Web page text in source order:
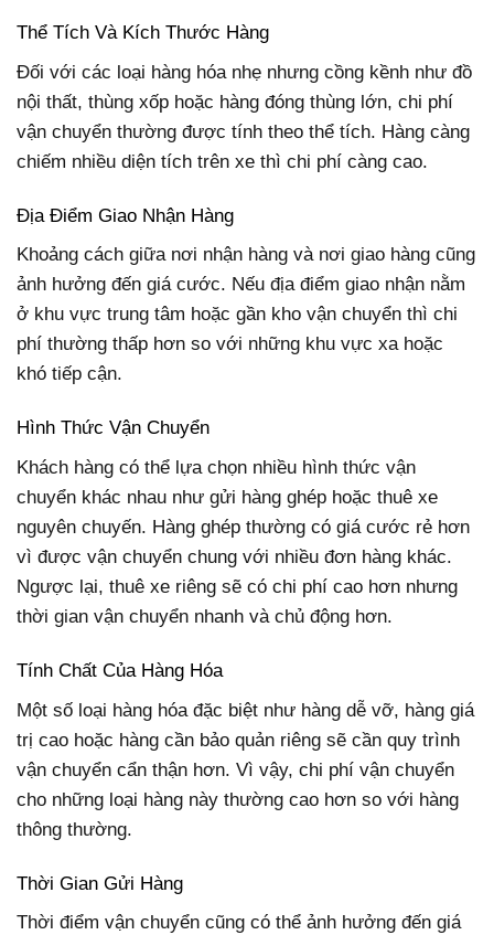
Thể Tích Và Kích Thước Hàng
Đối với các loại hàng hóa nhẹ nhưng cồng kềnh như đồ
nội thất, thùng xốp hoặc hàng đóng thùng lớn, chi phí
vận chuyển thường được tính theo thể tích. Hàng càng
chiếm nhiều diện tích trên xe thì chi phí càng cao.
Địa Điểm Giao Nhận Hàng
Khoảng cách giữa nơi nhận hàng và nơi giao hàng cũng
ảnh hưởng đến giá cước. Nếu địa điểm giao nhận nằm
ở khu vực trung tâm hoặc gần kho vận chuyển thì chi
phí thường thấp hơn so với những khu vực xa hoặc
khó tiếp cận.
Hình Thức Vận Chuyển
Khách hàng có thể lựa chọn nhiều hình thức vận
chuyển khác nhau như gửi hàng ghép hoặc thuê xe
nguyên chuyến. Hàng ghép thường có giá cước rẻ hơn
vì được vận chuyển chung với nhiều đơn hàng khác.
Ngược lại, thuê xe riêng sẽ có chi phí cao hơn nhưng
thời gian vận chuyển nhanh và chủ động hơn.
Tính Chất Của Hàng Hóa
Một số loại hàng hóa đặc biệt như hàng dễ vỡ, hàng giá
trị cao hoặc hàng cần bảo quản riêng sẽ cần quy trình
vận chuyển cẩn thận hơn. Vì vậy, chi phí vận chuyển
cho những loại hàng này thường cao hơn so với hàng
thông thường.
Thời Gian Gửi Hàng
Thời điểm vận chuyển cũng có thể ảnh hưởng đến giá